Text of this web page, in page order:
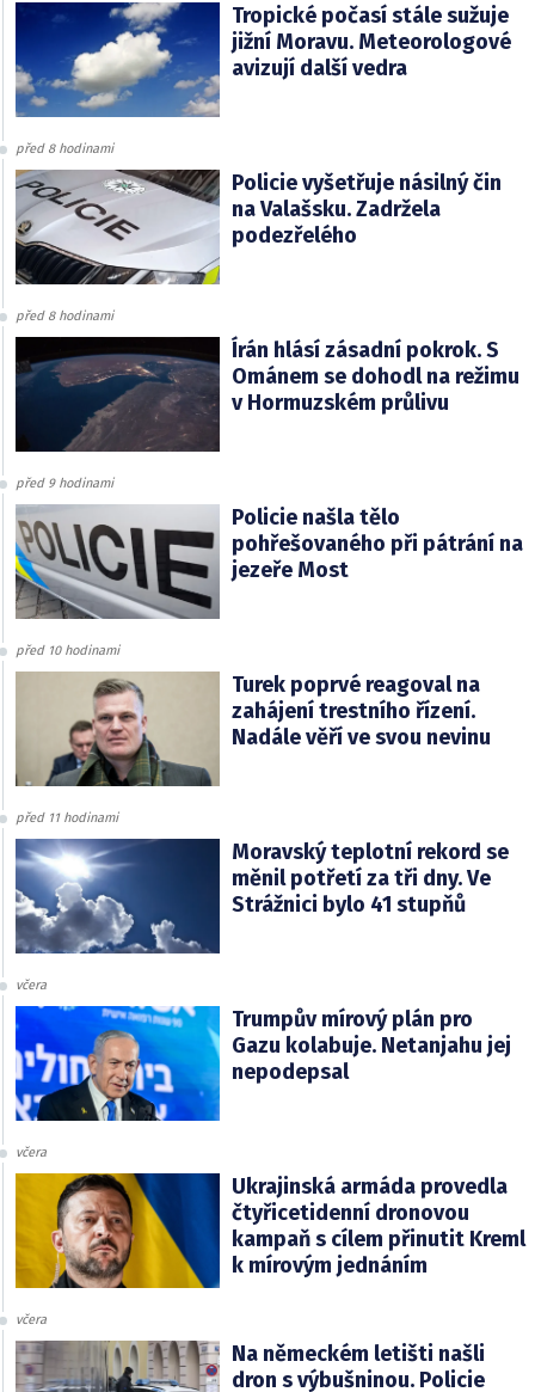
Tropické počasí stále sužuje
jižní Moravu. Meteorologové
avizují další vedra
před 8 hodinami
Policie vyšetřuje násilný čin
na Valašsku. Zadržela
podezřelého
před 8 hodinami
Írán hlásí zásadní pokrok. S
Ománem se dohodl na režimu
v Hormuzském průlivu
před 9 hodinami
Policie našla tělo
pohřešovaného při pátrání na
jezeře Most
před 10 hodinami
Turek poprvé reagoval na
zahájení trestního řízení.
Nadále věří ve svou nevinu
před 11 hodinami
Moravský teplotní rekord se
měnil potřetí za tři dny. Ve
Strážnici bylo 41 stupňů
včera
Trumpův mírový plán pro
Gazu kolabuje. Netanjahu jej
nepodepsal
včera
Ukrajinská armáda provedla
čtyřicetidenní dronovou
kampaň s cílem přinutit Kreml
k mírovým jednáním
včera
Na německém letišti našli
dron s výbušninou. Policie